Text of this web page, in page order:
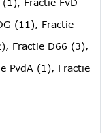
Fractie FvD
(11), Fractie
Fractie D66 (3),
PvdA (1), Fractie